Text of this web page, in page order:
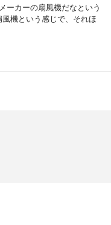
ーカーの扇風機だなという
機という感じで、それほ